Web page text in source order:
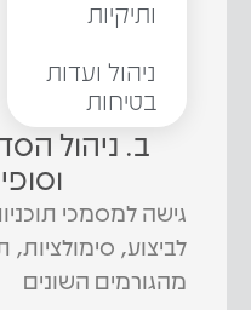
ותיקיות
ניהול ועדות
בטיחות
ב. ניהול
גישה למסמכי
לביצוע, סימולציות,
מהגורמים השונים